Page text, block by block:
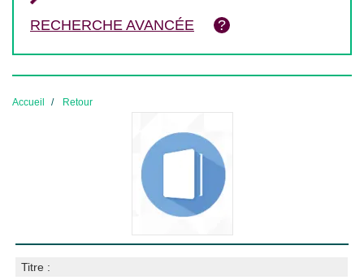
RECHERCHE AVANCÉE
Accueil Retour
Titre :